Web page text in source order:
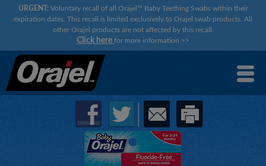
URGENT:Voluntary recall of all Orajel™ Baby Teething Swabs within their
expiration dates. This recall is limited exclusively to Orajel swab products. All
other Orajel products are not affected by this recall.
Click here for more information >>